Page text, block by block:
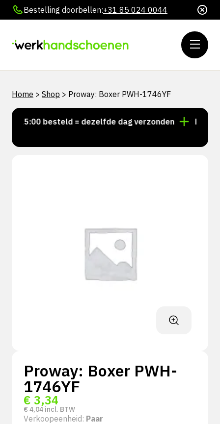
Bestelling doorbellen:+31 85 024 0044
Home > Shop > Proway: Boxer PWH-1746YF
15:00 besteld = dezelfde dag verzonden
Proway: Boxer PWH-
1746YF
€ 3,34
€ 4,04 incl. BTW
Verkoopeenheid: Paar